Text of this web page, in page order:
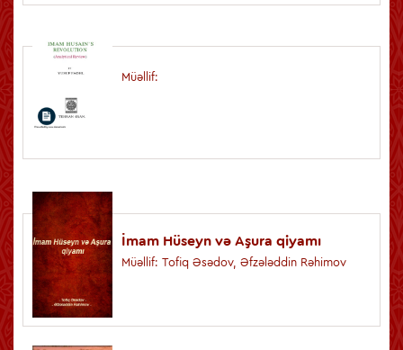
Müəllif:
İmam Hüseyn və Aşura qiyamı
Müəllif: Tofiq Əsədov, Əfzələddin Rəhimov